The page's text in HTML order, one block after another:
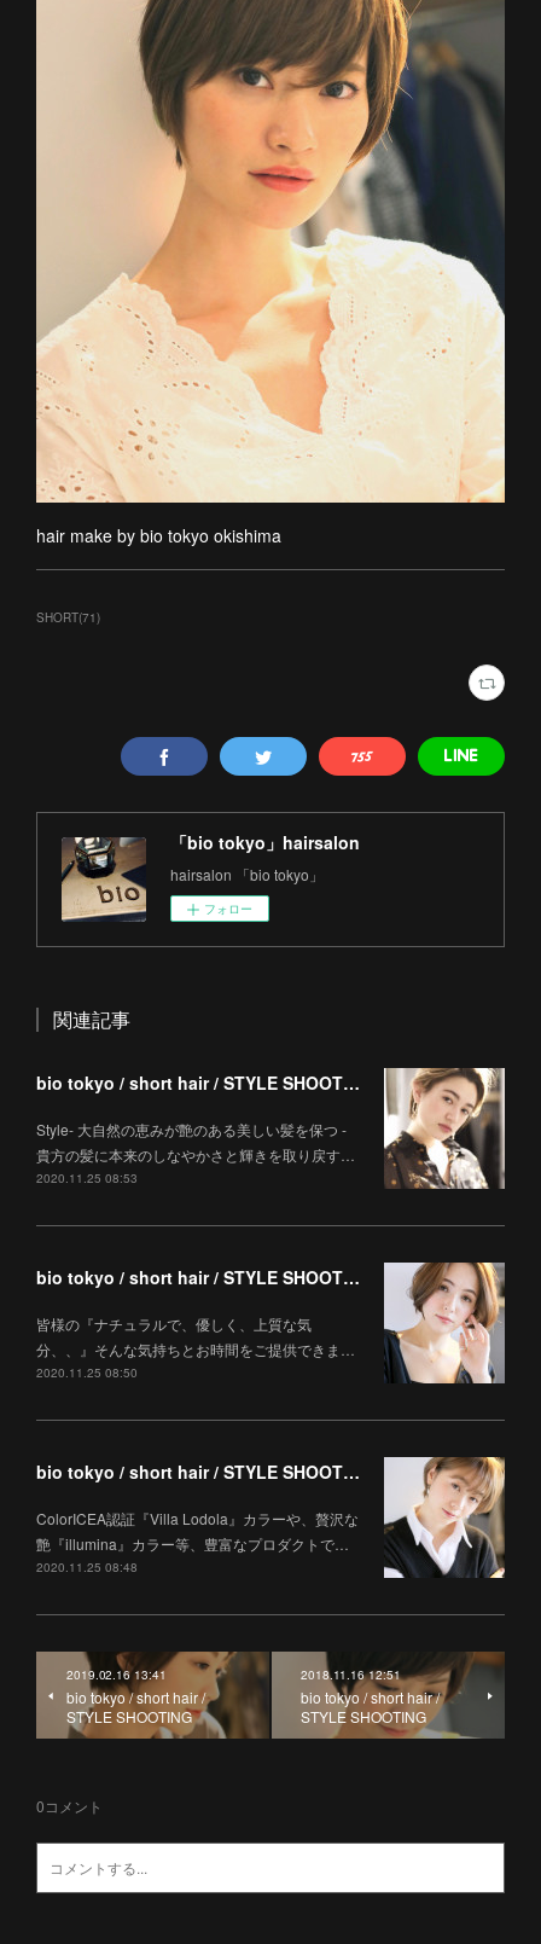
hair make by bio tokyo okishima
SHORT(71)
「bio tokyo」hairsalon
hairsalon 「bio tokyo」
フォロー
関連記事
bio tokyo / short hair / STYLE SHOOTING
Style- 大自然の恵みが艶のある美しい髪を保つ -
貴方の髪に本来のしなやかさと輝きを取り戻す…
2020.11.25 08:53
bio tokyo / short hair / STYLE SHOOTING
皆様の『ナチュラルで、優しく、上質な気
分、、』そんな気持ちとお時間をご提供できま…
2020.11.25 08:50
bio tokyo / short hair / STYLE SHOOTING
ColorICEA認証『Villa Lodola』カラーや、贅沢な
艶『illumina』カラー等、豊富なプロダクトで…
2020.11.25 08:48
2019.02.16 13:41
bio tokyo / short hair /
STYLE SHOOTING
2018.11.16 12:51
bio tokyo / short hair /
STYLE SHOOTING
0コメント